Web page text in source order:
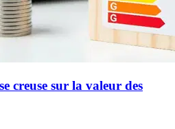
creuse sur la valeur des